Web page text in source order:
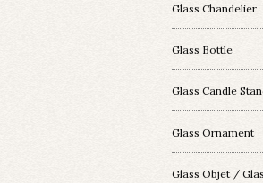
Glass Chandelier
Glass Bottle
Glass Candle
Glass Ornament
Glass Objet /